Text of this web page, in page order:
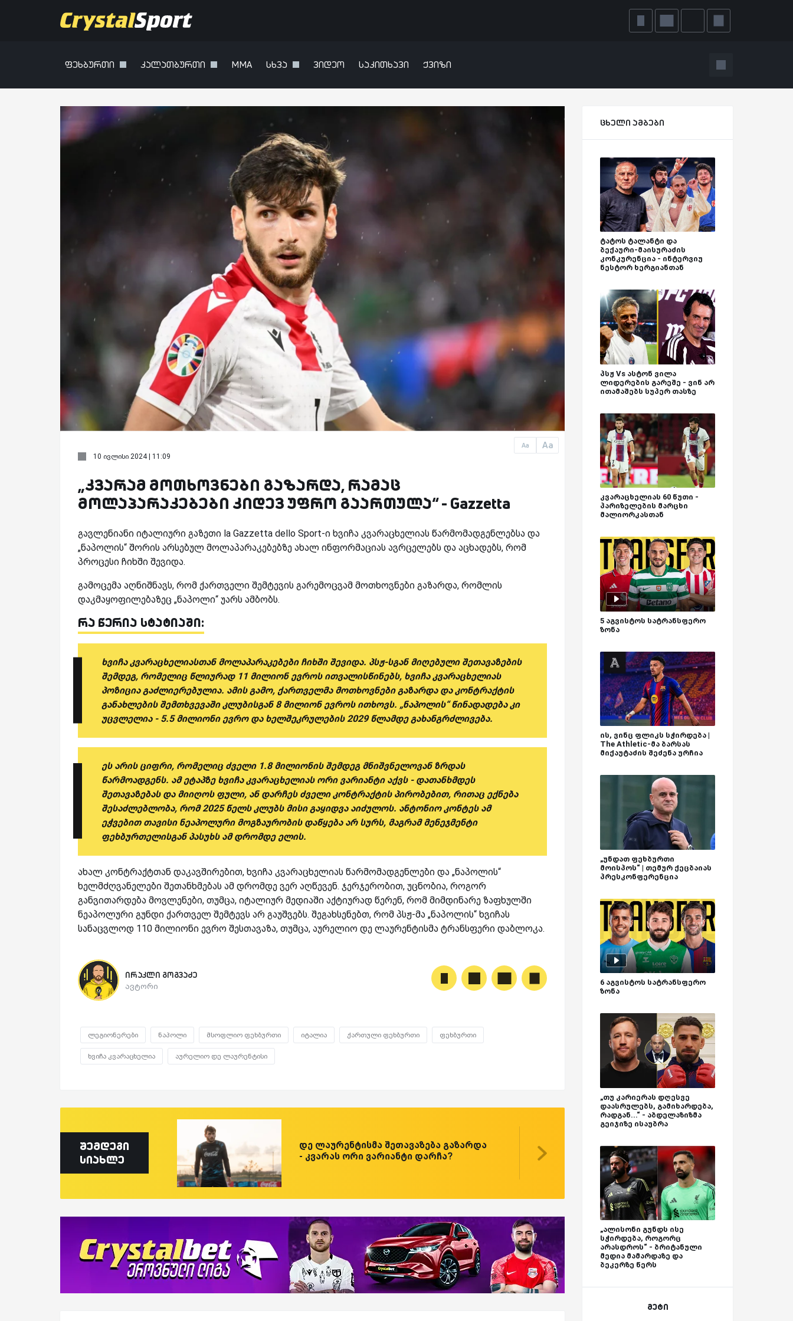
ფეხბურთი კალათბურთი MMA სხვა ვიდეო საკითხავი ქვიზი
Aa Aa
10 ივლისი 2024 | 11:09
„კვარამ მოთხოვნები გაზარდა, რამაც
მოლაპარაკებები კიდევ უფრო გაართულა“ - Gazzetta
გავლენიანი იტალიური გაზეთი la Gazzetta dello Sport-ი ხვიჩა კვარაცხელიას წარმომადგენლებსა და
„ნაპოლის“ შორის არსებულ მოლაპარაკებებზე ახალ ინფორმაციას ავრცელებს და აცხადებს, რომ
პროცესი ჩიხში შევიდა.
გამოცემა აღნიშნავს, რომ ქართველი შემტევის გარემოცვამ მოთხოვნები გაზარდა, რომლის
დაკმაყოფილებაზეც „ნაპოლი“ უარს ამბობს.
რა წერია სტატიაში:
ხვიჩა კვარაცხელიასთან მოლაპარაკებები ჩიხში შევიდა. პსჟ-სგან მიღებული შეთავაზების
შემდეგ, რომელიც წლიურად 11 მილიონ ევროს ითვალისწინებს, ხვიჩა კვარაცხელიას
პოზიცია გაძლიერებულია. ამის გამო, ქართველმა მოთხოვნები გაზარდა და კონტრაქტის
განახლების შემთხვევაში კლუბისგან 8 მილიონ ევროს ითხოვს. „ნაპოლის“ წინადადება კი
უცვლელია - 5.5 მილიონი ევრო და ხელშეკრულების 2029 წლამდე გახანგრძლივება.
ეს არის ციფრი, რომელიც ძველი 1.8 მილიონის შემდეგ მნიშვნელოვან ზრდას
წარმოადგენს. ამ ეტაპზე ხვიჩა კვარაცხელიას ორი ვარიანტი აქვს - დათანხმდეს
შეთავაზებას და მიიღოს ფული, ან დარჩეს ძველი კონტრაქტის პირობებით, რითაც ექნება
შესაძლებლობა, რომ 2025 წელს კლუბს მისი გაყიდვა აიძულოს. ანტონიო კონტეს ამ
ეჭვებით თავისი ნეაპოლური მოგზაურობის დაწყება არ სურს, მაგრამ მენეჯმენტი
ფეხბურთელისგან პასუხს ამ დრომდე ელის.
ახალ კონტრაქტთან დაკავშირებით, ხვიჩა კვარაცხელიას წარმომადგენლები და „ნაპოლის“
ხელმძღვანელები შეთანხმებას ამ დრომდე ვერ აღწევენ. ჯერჯერობით, უცნობია, როგორ
განვითარდება მოვლენები, თუმცა, იტალიურ მედიაში აქტიურად წერენ, რომ მიმდინარე ზაფხულში
ნეაპოლური გუნდი ქართველ შემტევს არ გაუშვებს. შეგახსენებთ, რომ პსჟ-მა „ნაპოლის“ ხვიჩას
სანაცვლოდ 110 მილიონი ევრო შესთავაზა, თუმცა, აურელიო დე ლაურენტისმა ტრანსფერი დაბლოკა.
ირაკლი გოგვაძე
ავტორი
ლეგიონერები ნაპოლი მსოფლიო ფეხბურთი იტალია ქართული ფეხბურთი ფეხბურთი
ხვიჩა კვარაცხელია აურელიო დე ლაურენტისი
შემდეგი
სიახლე
დე ლაურენტისმა შეთავაზება გაზარდა
- კვარას ორი ვარიანტი დარჩა?
ცხელი ამბები
ტატოს ტალანტი და
ბექაური-მაისურაძის
კონკურენცია - ინტერვიუ
ნესტორ ხერგიანთან
პსჟ Vs ასტონ ვილა
ლიდერების გარეშე - ვინ არ
ითამაშებს სუპერ თასზე
კვარაცხელიას 60 წუთი -
პარიზელების მარცხი
მალიორკასთან
5 აგვისტოს სატრანსფერო
ზონა
ის, ვინც ფლიკს სჭირდება |
The Athletic-მა ბარსას
მიქაუტაძის შეძენა ურჩია
„უნდათ ფეხბურთი
მოისპოს“ | თემურ ქეცბაიას
პრესკონფერენცია
6 აგვისტოს სატრანსფერო
ზონა
„თუ კარიერას დღესვე
დაასრულებს, გამიხარდება,
რადგან...“ - აბდელაზიზმა
გეიჯიზე ისაუბრა
„ალისონი გუნდს ისე
სჭირდება, როგორც
არასდროს“ - ბრიტანული
მედია მამარდაზე და
ბეკერზე წერს
მეტი